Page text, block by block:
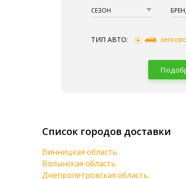
СЕЗОН
ТИП АВТО:
Список городов доставки
Винницкая область
Волынская область
Днепропетровская область